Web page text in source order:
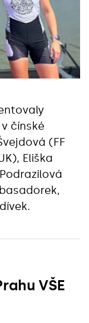
čínské
(FF
Eliška
VŠE